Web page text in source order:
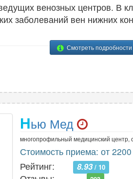
венозных центров. В
заболеваний вен нижних
Смотреть подробности
Нью Мед
многопрофильный медицинский центр,
Стоимость приема: от
Рейтинг:
8.93/ 10